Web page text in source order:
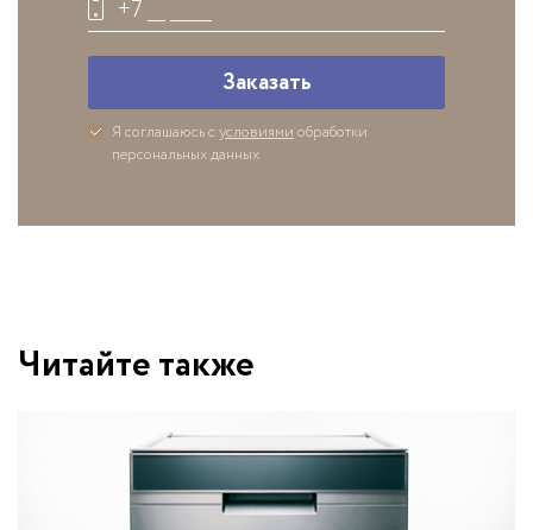
Заказать
Я соглашаюсь с условиямиобработки
персональных данных
Читайте также